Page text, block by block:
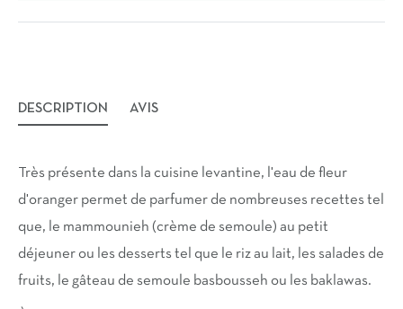
DESCRIPTION AVIS
Très présente dans la cuisine levantine, l'eau de fleur
d'oranger permet de parfumer de nombreuses recettes tel
que, le mammounieh (crème de semoule) au petit
déjeuner ou les desserts tel que le riz au lait, les salades de
fruits, le gâteau de semoule basbousseh ou les baklawas.